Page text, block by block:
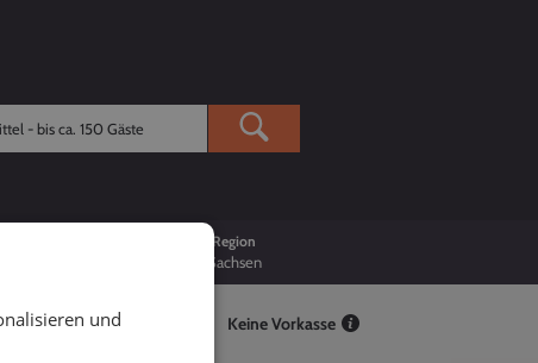
Region
Sachsen
Keine Vorkasse
und